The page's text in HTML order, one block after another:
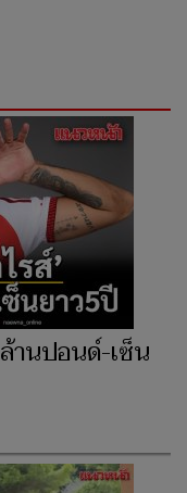
ล้านปอนด์-เซ็น